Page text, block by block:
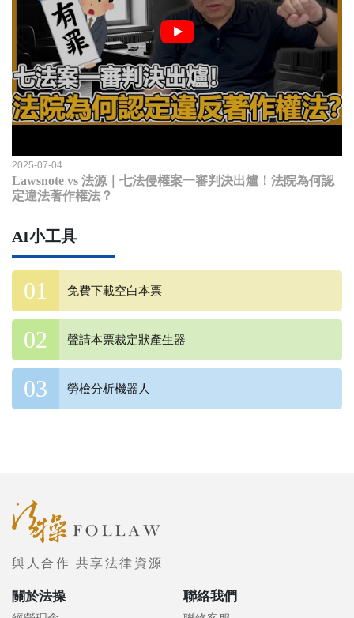
2025-07-04
Lawsnote vs 法源｜七法侵權案一審判決出爐！法院為何認
定違法著作權法？
AI小工具
免費下載空白本票
聲請本票裁定狀產生器
勞檢分析機器人
與人合作 共享法律資源
關於法操 聯絡我們